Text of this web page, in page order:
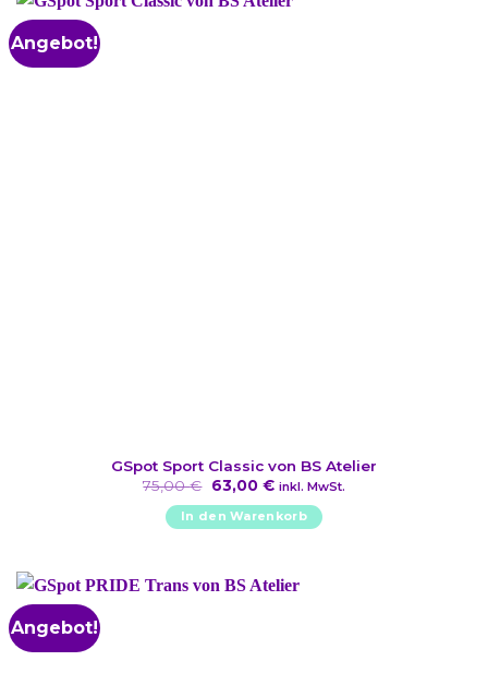
Angebot!
GSpot Sport Classic von BS Atelier
75,00€ Ursprünglicher
Preis
war:
75,00 €
63,00 €Aktueller
ist:
63,00 €.
inkl. MwSt.
In den Warenkorb
Angebot!